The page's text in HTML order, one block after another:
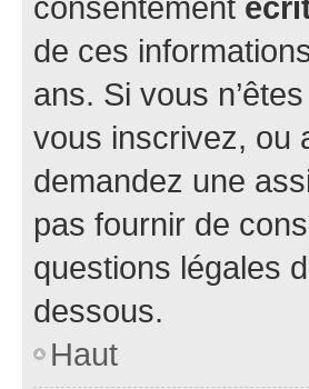
de ces
ans. Si vous
vous inscrivez, ou
demandez une
pas fournir de
questions légales
dessous.
Haut